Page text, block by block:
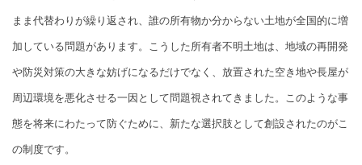
まま代替わりが繰り返され、誰の所有物か分からない土地が全国的に増
加している問題があります。こうした所有者不明土地は、地域の再開発
や防災対策の大きな妨げになるだけでなく、放置された空き地や長屋が
周辺環境を悪化させる一因として問題視されてきました。このような事
態を将来にわたって防ぐために、新たな選択肢として創設されたのがこ
の制度です。